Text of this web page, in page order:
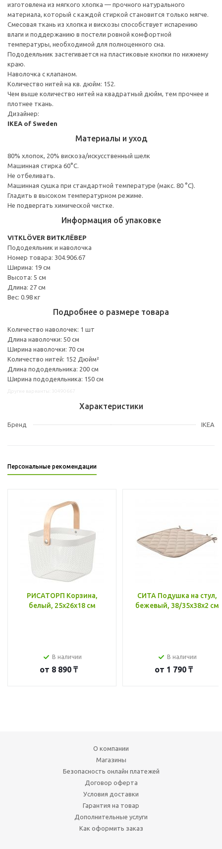
изготовлена из мягкого хлопка — прочного натурального
материала, который с каждой стиркой становится только мягче.
Смесовая ткань из хлопка и вискозы способствует испарению
влаги и поддержанию в постели ровной комфортной
температуры, необходимой для полноценного сна.
Пододеяльник застегивается на пластиковые кнопки по нижнему
краю.
Наволочка с клапаном.
Количество нитей на кв. дюйм: 152.
Чем выше количество нитей на квадратный дюйм, тем прочнее и
плотнее ткань.
Дизайнер:
IKEA of Sweden
Материалы и уход
80% хлопок, 20% вискоза/искусственный шелк
Машинная стирка 60°С.
Не отбеливать.
Машинная сушка при стандартной температуре (макс. 80 °C).
Гладить в высоком температурном режиме.
Не подвергать химической чистке.
Информация об упаковке
VITKLÖVER ВИТКЛЁВЕР
Пододеяльник и наволочка
Номер товара: 304.906.67
Ширина: 19 см
Высота: 5 см
Длина: 27 см
Вес: 0.98 кг
Подробнее о размере товара
Количество наволочек: 1 шт
Длина наволочки: 50 см
Ширина наволочки: 70 см
Количество нитей: 152 Дюйм²
Длина пододеяльника: 200 см
Ширина пододеяльника: 150 см
Характеристики
Бренд IKEA
Персональные рекомендации
РИСАТОРП Корзина,
белый, 25x26x18 см
В наличии
от 8 890 ₸
СИТА Подушка на стул,
бежевый, 38/35x38x2 см
В наличии
от 1 790 ₸
О компании
Магазины
Безопасность онлайн платежей
Договор оферта
Условия доставки
Гарантия на товар
Дополнительные услуги
Как оформить заказ